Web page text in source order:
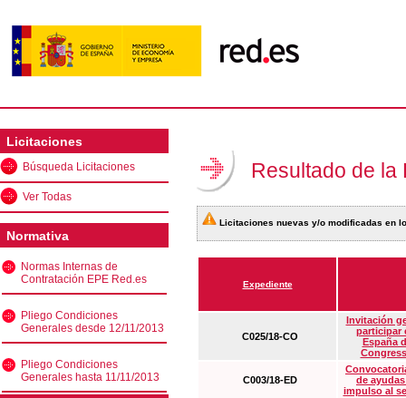
Licitaciones
Búsqueda Licitaciones
Ver Todas
Normativa
Normas Internas de
Contratación EPE Red.es
Pliego Condiciones
Generales desde 12/11/2013
Pliego Condiciones
Generales hasta 11/11/2013
Resultado de la
Licitaciones nuevas y/o modificadas en
Expediente
C025/18-CO
Invitación
participar
España
C003/18-ED
de
impulso al